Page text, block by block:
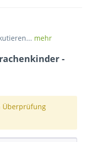
mehr
-
Überprüfung